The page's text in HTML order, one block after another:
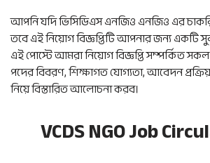
আপনি যদি ভিসিডিএস এনজিও এনজিও এর
তবে এই নিয়োগ বিজ্ঞপ্তিটি আপনার জন্য একটি
এই পোস্টে আমরা নিয়োগ বিজ্ঞপ্তি সম্পর্কিত
পদের বিবরণ, শিক্ষাগত যোগ্যতা, আবেদন
নিয়ে বিস্তারিত আলোচনা করব।
VCDS NGO Job